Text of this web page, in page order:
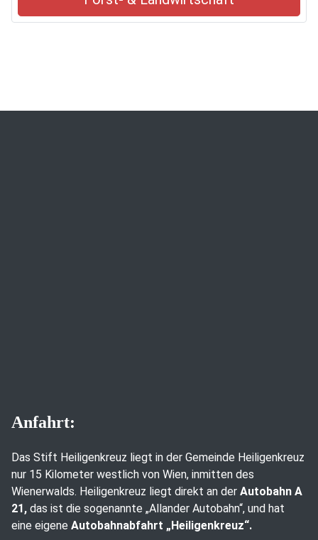
Anfahrt:
Das Stift Heiligenkreuz liegt in der Gemeinde Heiligenkreuz
nur 15 Kilometer westlich von Wien, inmitten des
Wienerwalds. Heiligenkreuz liegt direkt an der Autobahn A
21, das ist die sogenannte „Allander Autobahn“, und hat
eine eigene Autobahnabfahrt „Heiligenkreuz“.